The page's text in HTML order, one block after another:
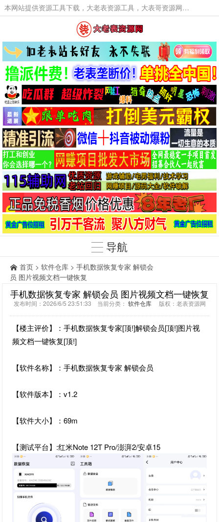
本网站提供资源工具下载，大老表资源工具，大表哥资源网软件工具，大老表资源下载，活动线报福利资源分享,活动线报，大型网游经典游戏，网络热门技术游戏辅助交流与分享。
导航
首页 > 软件仓库 > 手机数据恢复专家 解锁会
员 图片视频文档一键恢复
手机数据恢复专家 解锁会员 图片视频文档一键恢复
发布时间：2026/6/5 23:51:33 当前分类： 软件仓库版权：老表资源网
【楼主评价】：手机数据恢复专家[顶!]解锁会员[顶!]图片视
频文档一键恢复[顶!]
【软件名称】：手机数据恢复专家 解锁会员
【软件版本】：v1.2
【软件大小】：69m
【测试平台】:红米Note 12T Pro/澎湃2/安卓15